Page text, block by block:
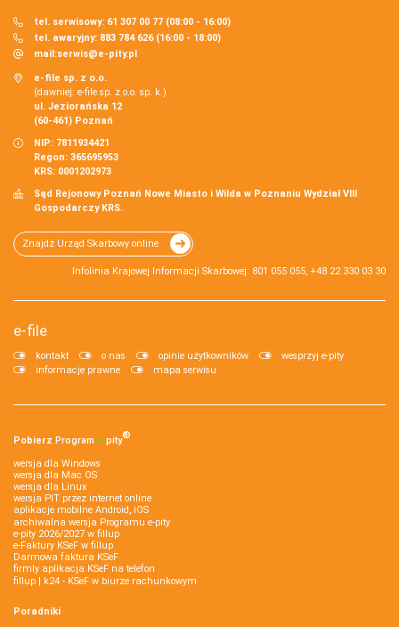
tel. serwisowy: 61 307 00 77 (08:00 - 16:00)
tel. awaryjny: 883 784 626 (16:00 - 18:00)
mail:serwis@e-pity.pl
e-file sp. z o.o.
(dawniej: e-file sp. z o.o. sp. k.)
ul. Jeziorańska 12
(60-461) Poznań
NIP: 7811934421
Regon: 365695953
KRS: 0001202973
Sąd Rejonowy Poznań Nowe Miasto i Wilda w Poznaniu Wydział VIII
Gospodarczy KRS.
Znajdź Urząd Skarbowy online
Infolinia Krajowej Informacji Skarbowej: 801 055 055, +48 22 330 03 30
e-file
kontakt o nas opinie użytkowników
wesprzyj e-pity
informacje prawne
mapa serwisu
Pobierz Program e‑pity®
wersja dla Windows
wersja dla Mac OS
wersja dla Linux
wersja PIT przez internet online
aplikacje mobilne Android, iOS
archiwalna wersja Programu e-pity
e-pity 2026/2027 w fillup
e‑Faktury KSeF w fillup
Darmowa faktura KSeF
firmly aplikacja KSeF na telefon
fillup | k24 - KSeF w biurze rachunkowym
Poradniki